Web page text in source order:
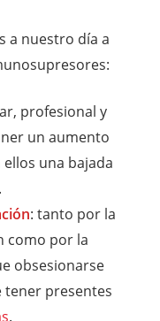
a nuestro día a
profesional y
un aumento
una bajada
: tanto por la
como por la
obsesionarse
tener presentes
.